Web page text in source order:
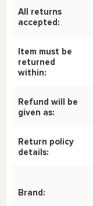
All returns
accepted:
Item must be
returned
within:
Refund will be
given as:
Return policy
details:
Brand: